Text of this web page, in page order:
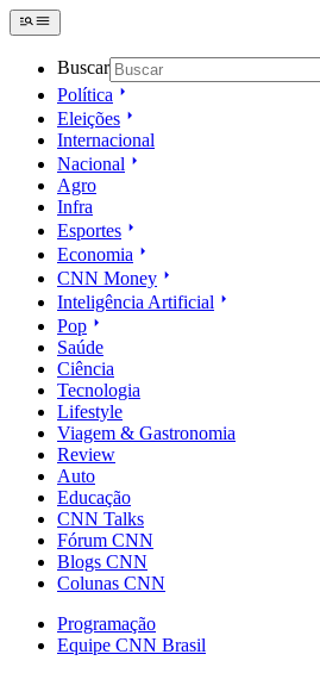
Buscar
Política
Eleições
Internacional
Nacional
Agro
Infra
Esportes
Economia
CNN Money
Inteligência Artificial
Pop
Saúde
Ciência
Tecnologia
Lifestyle
Viagem & Gastronomia
Review
Auto
Educação
CNN Talks
Fórum CNN
Blogs CNN
Colunas CNN
Programação
Equipe CNN Brasil